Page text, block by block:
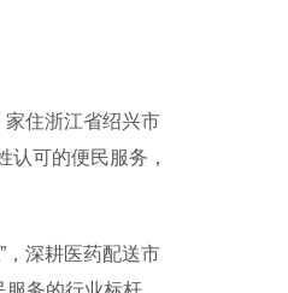
住浙江省绍兴市
可的便民服务，
深耕医药配送市